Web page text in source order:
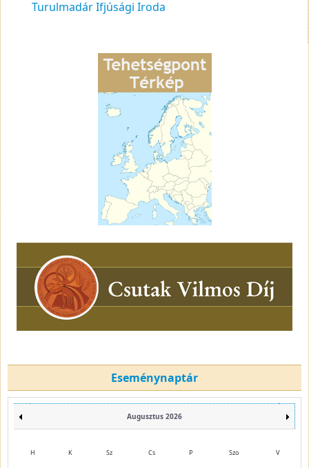
Turulmadár Ifjúsági Iroda
Eseménynaptár
Augusztus 2026
H K Sz Cs P Szo V